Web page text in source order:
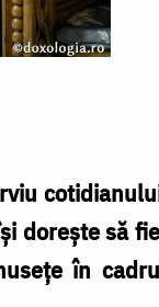
dorește să
în